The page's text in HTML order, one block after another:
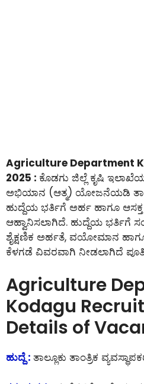
Agriculture Department
2025 : ಕೊಡಗು ಜಿಲ್ಲೆ ಕೃಷಿ
ಅಭಿಯಾನ (ಆತ್ಮ) ಯೋಜನೆಯಡಿ
ಹುದ್ದೆಯ ಭರ್ತಿಗೆ ಅರ್ಹ ಹಾಗೂ
ಆಹ್ವಾನಿಸಲಾಗಿದೆ. ಹುದ್ದೆಯ ಭರ್ತಿಗೆ
ಶೈಕ್ಷಣಿಕ ಅರ್ಹತೆ, ವಯೋಮಾನ
ಕೆಳಗಡೆ ವಿವರವಾಗಿ ನೀಡಲಾಗಿದೆ
Agriculture
Kodagu
Details of
ಹುದ್ದೆ : ತಾಲ್ಲೂಕು ತಾಂತ್ರಿಕ